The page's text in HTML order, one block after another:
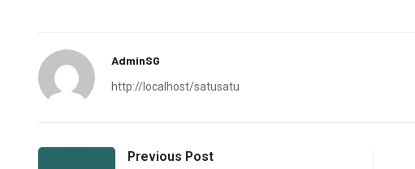
AdminSG
http://localhost/satusatu
Previous Post